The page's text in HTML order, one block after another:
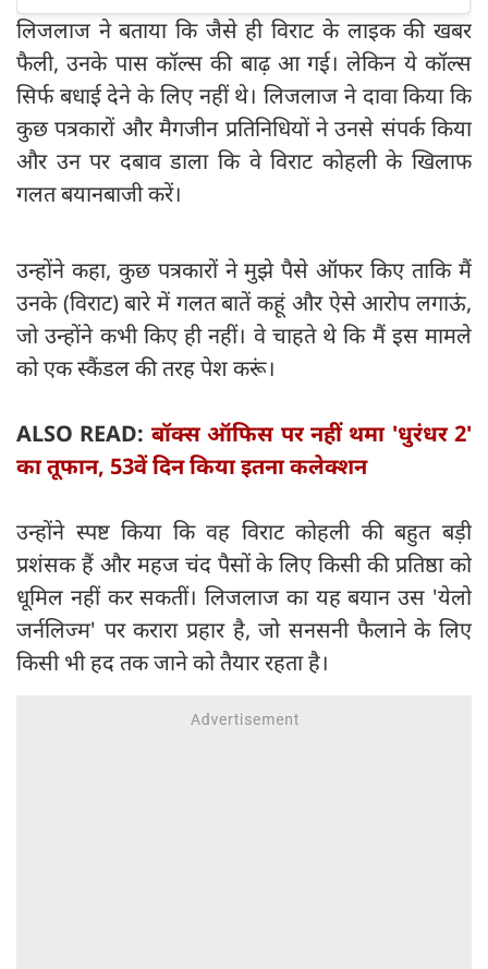
लिजलाज ने बताया कि जैसे ही विराट के लाइक की खबर
फैली, उनके पास कॉल्स की बाढ़ आ गई। लेकिन ये कॉल्स
सिर्फ बधाई देने के लिए नहीं थे। लिजलाज ने दावा किया कि
कुछ पत्रकारों और मैगजीन प्रतिनिधियों ने उनसे संपर्क किया
और उन पर दबाव डाला कि वे विराट कोहली के खिलाफ
गलत बयानबाजी करें।
उन्होंने कहा, कुछ पत्रकारों ने मुझे पैसे ऑफर किए ताकि मैं
उनके (विराट) बारे में गलत बातें कहूं और ऐसे आरोप लगाऊं,
जो उन्होंने कभी किए ही नहीं। वे चाहते थे कि मैं इस मामले
को एक स्कैंडल की तरह पेश करूं।
ALSO READ: बॉक्स ऑफिस पर नहीं थमा 'धुरंधर 2'
का तूफान, 53वें दिन किया इतना कलेक्शन
उन्होंने स्पष्ट किया कि वह विराट कोहली की बहुत बड़ी
प्रशंसक हैं और महज चंद पैसों के लिए किसी की प्रतिष्ठा को
धूमिल नहीं कर सकतीं। लिजलाज का यह बयान उस 'येलो
जर्नलिज्म' पर करारा प्रहार है, जो सनसनी फैलाने के लिए
किसी भी हद तक जाने को तैयार रहता है।